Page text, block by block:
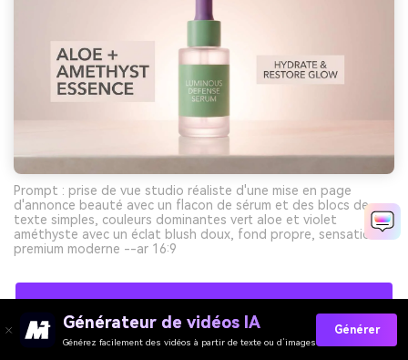
Prompt : prise de vue studio réaliste d'une mise en page
d'annonce beauté avec un flacon de sérum et des blocs de
texte simples, couleurs dominantes vert aloe et violet
améthyste avec un éclat blush doux, fond propre, sensation
premium moderne --ar 16:9
Lavande Avec L’IA
Générateur de vidéos IA
Générez facilement des vidéos à partir de texte ou d’images
Générer